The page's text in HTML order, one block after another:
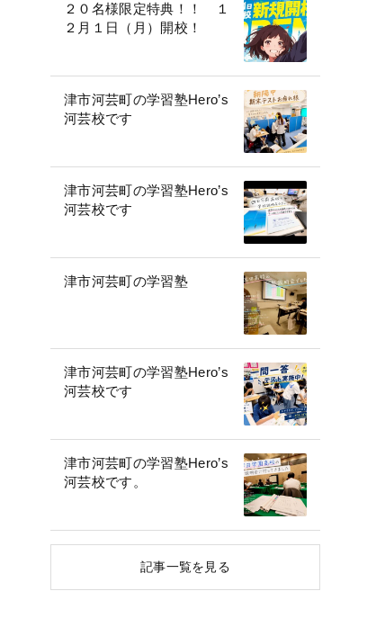
２０名様限定特典！！ １
２月１日（月）開校！
津市河芸町の学習塾Hero’s
河芸校です
津市河芸町の学習塾Hero’s
河芸校です
津市河芸町の学習塾
津市河芸町の学習塾Hero’s
河芸校です
津市河芸町の学習塾Hero’s
河芸校です。
記事一覧を見る